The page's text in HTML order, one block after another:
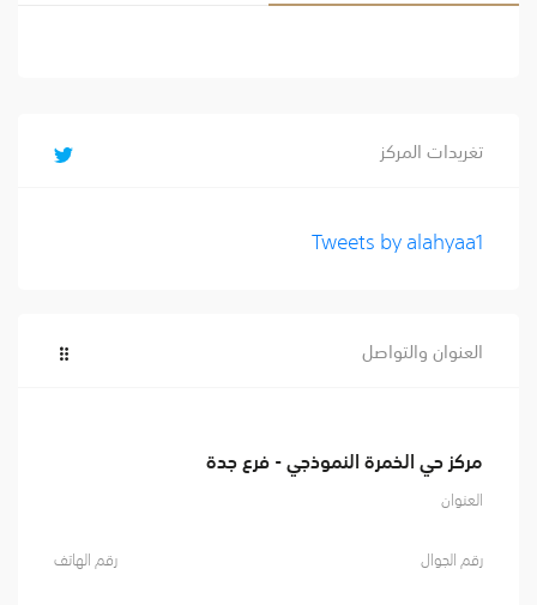
تغريدات المركز
Tweets by alahyaa1
العنوان والتواصل
مركز حي الخمرة النموذجي - فرع جدة
العنوان
رقم الجوال
رقم الهاتف